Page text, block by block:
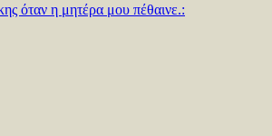
όταν η μητέρα μου πέθαινε.: